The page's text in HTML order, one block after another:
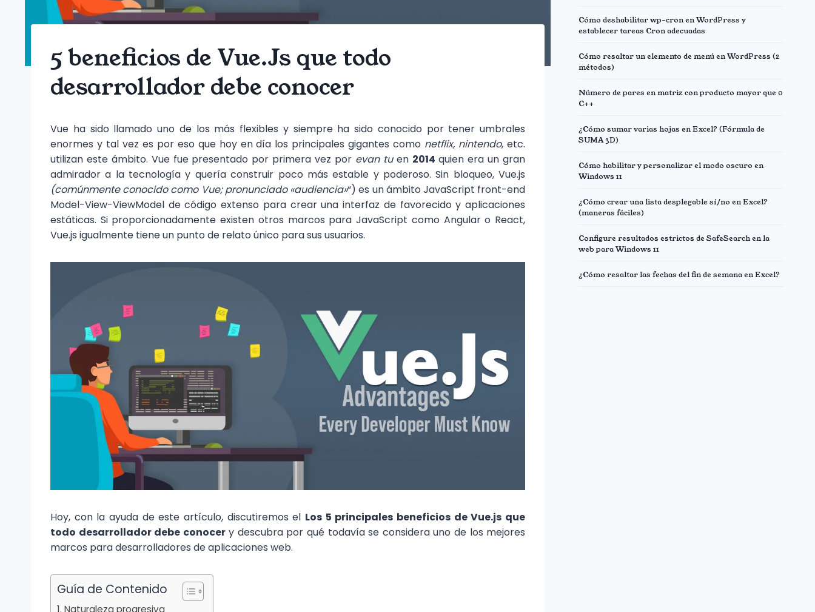
5 beneficios de Vue.Js que todo
desarrollador debe conocer
Vue ha sido llamado uno de los más flexibles y siempre ha sido conocido por tener umbrales
enormes y tal vez es por eso que hoy en día los principales gigantes como netflix, nintendo, etc.
utilizan este ámbito. Vue fue presentado por primera vez por evan tuen 2014 quien era un gran
admirador a la tecnología y quería construir poco más estable y poderoso. Sin bloqueo, Vue.js
(comúnmente conocido como Vue; pronunciado «audiencia»“) es un ámbito JavaScript front-end
Model-View-ViewModel de código extenso para crear una interfaz de favorecido y aplicaciones
estáticas. Si proporcionadamente existen otros marcos para JavaScript como Angular o React,
Vue.js igualmente tiene un punto de relato único para sus usuarios.
Hoy, con la ayuda de este artículo, discutiremos el Los 5 principales beneficios de Vue.js que
todo desarrollador debe conocery descubra por qué todavía se considera uno de los mejores
marcos para desarrolladores de aplicaciones web.
Guía de Contenido
1. Naturaleza progresiva
Cómo deshabilitar wp-cron en WordPress y
establecer tareas Cron adecuadas
Cómo resaltar un elemento de menú en WordPress (2
métodos)
Número de pares en matriz con producto mayor que 0
C++
¿Cómo sumar varias hojas en Excel? (Fórmula de
SUMA 3D)
Cómo habilitar y personalizar el modo oscuro en
Windows 11
¿Cómo crear una lista desplegable sí/no en Excel?
(maneras fáciles)
Configure resultados estrictos de SafeSearch en la
web para Windows 11
¿Cómo resaltar las fechas del fin de semana en Excel?